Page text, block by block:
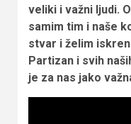
veliki i važni ljudi.
samim tim i naše
stvar i želim
Partizan i svih
je za nas jako